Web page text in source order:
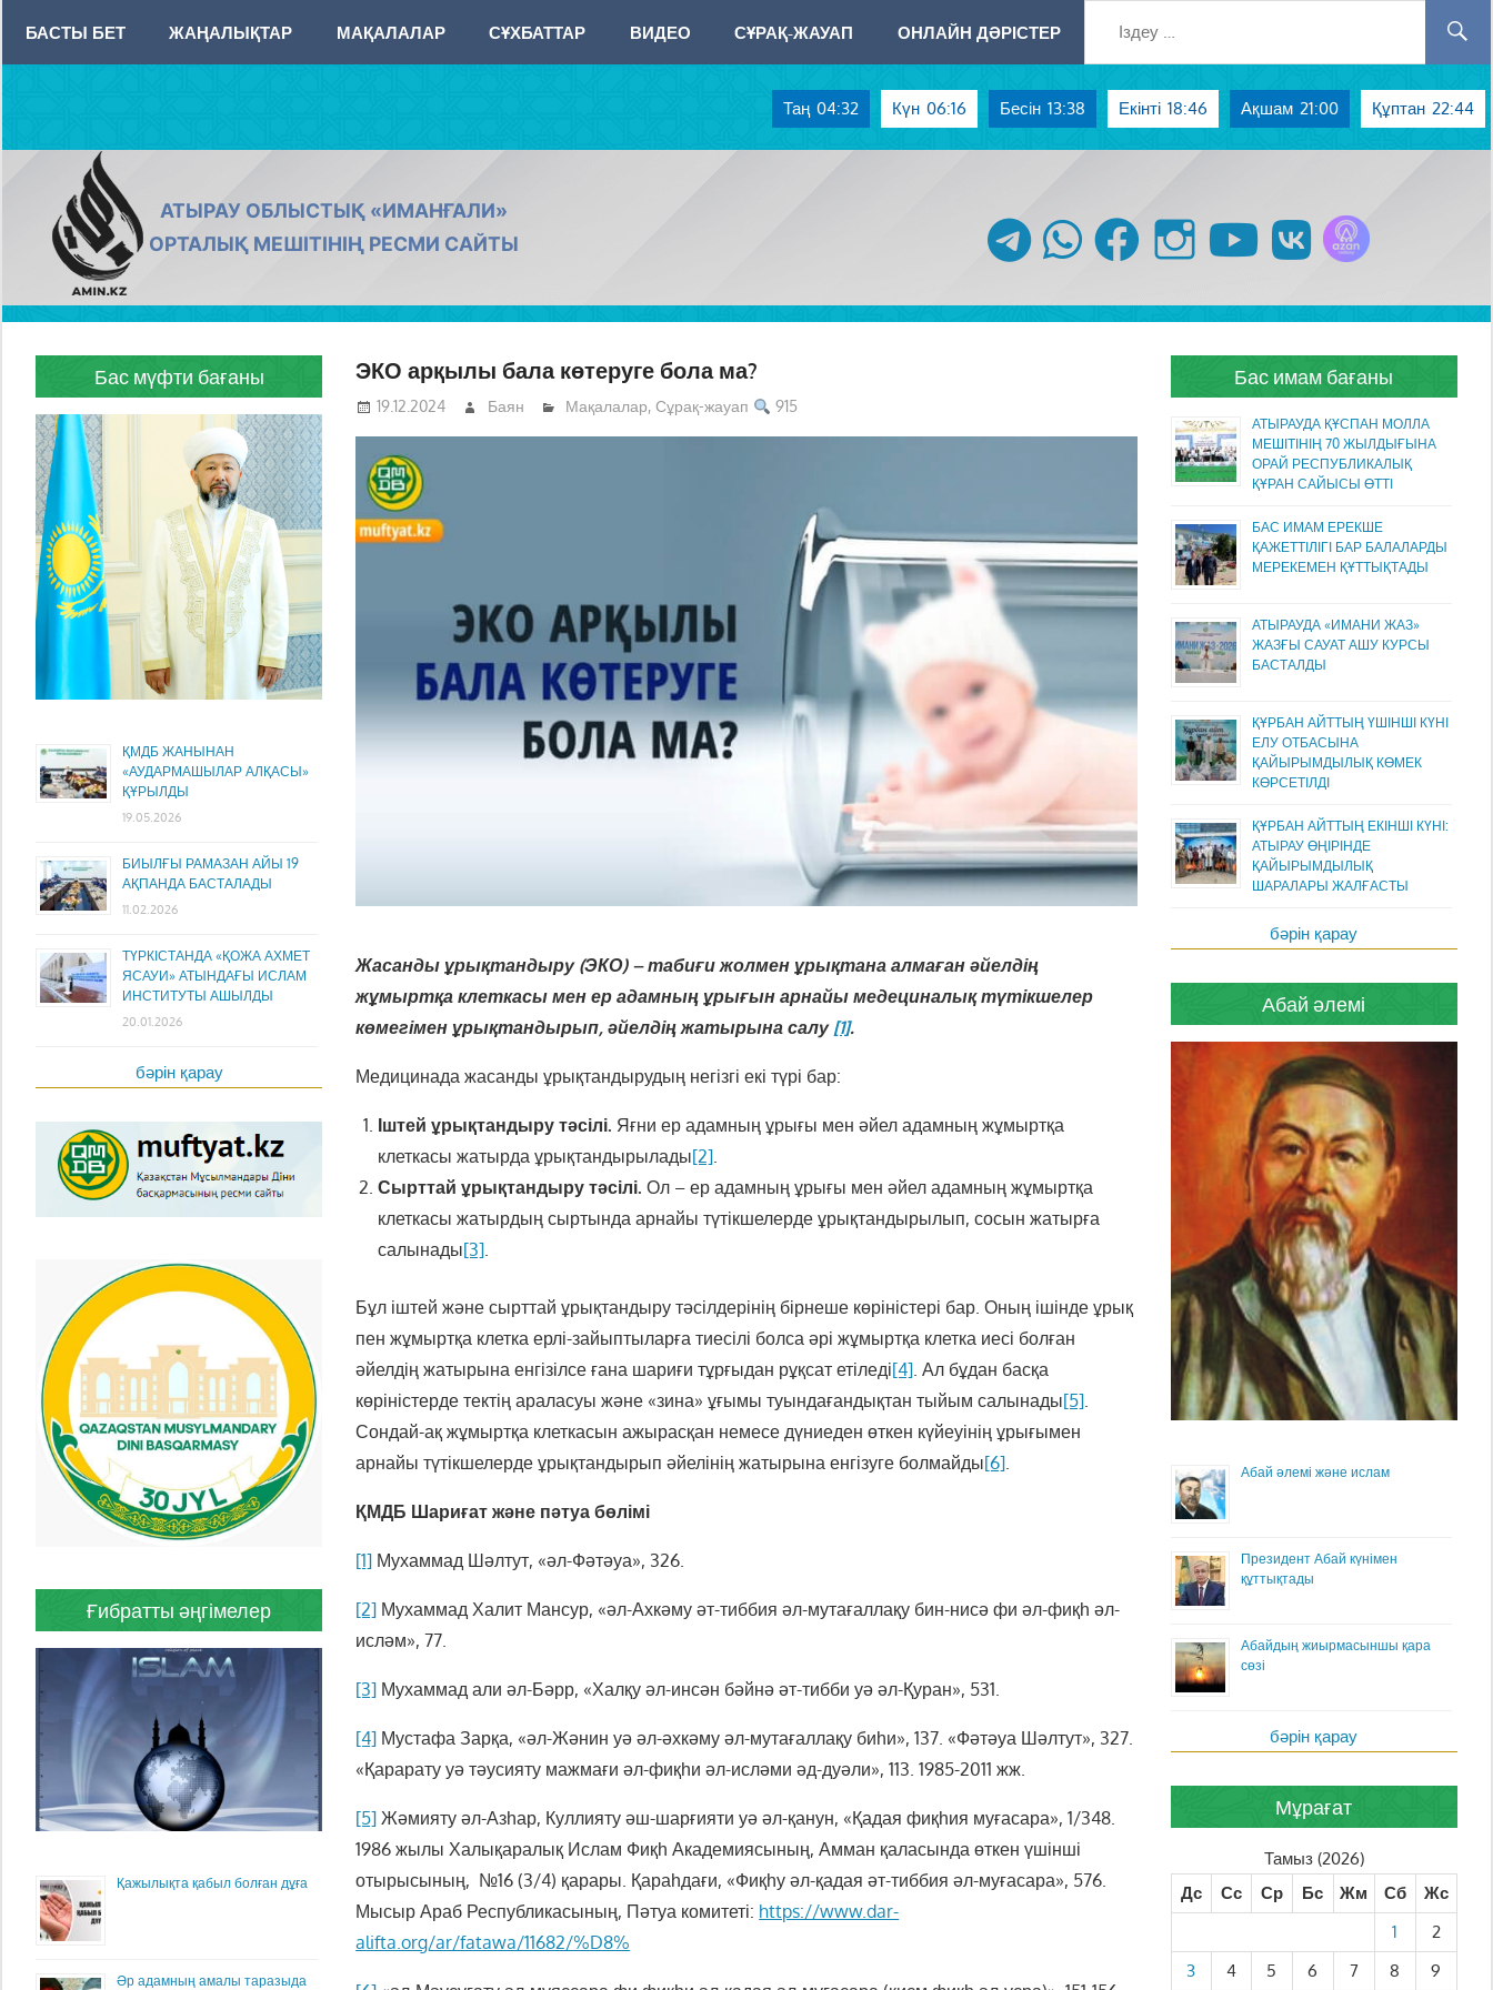
content
БАСТЫ БЕТ ЖАҢАЛЫҚТАР МАҚАЛАЛАР СҰХБАТТАР ВИДЕО СҰРАҚ-ЖАУАП ОНЛАЙН ДӘРІСТЕР
Таң 04:32 Күн 06:16 Бесін 13:38 Екінті 18:46 Ақшам 21:00 Құптан 22:44
AMIN.KZ
АТЫРАУ ОБЛЫСТЫҚ «ИМАНҒАЛИ»
ОРТАЛЫҚ МЕШІТІНІҢ РЕСМИ САЙТЫ
telegram whatsapp facebook instagram youtubevk
ЭКО арқылы бала көтеруге бола ма?
19.12.2024 Баян Мақалалар, Сұрақ-жауап 915
Жасанды ұрықтандыру (ЭКО) – табиғи жолмен ұрықтана алмаған әйелдің
жұмыртқа клеткасы мен ер адамның ұрығын арнайы медециналық түтікшелер
көмегімен ұрықтандырып, әйелдің жатырына салу [1].
Медицинада жасанды ұрықтандырудың негізгі екі түрі бар:
Іштей ұрықтандыру тәсілі. Яғни ер адамның ұрығы мен әйел адамның жұмыртқа
клеткасы жатырда ұрықтандырылады[2]
Сырттай ұрықтандыру тәсілі.Ол – ер адамның ұрығы мен әйел адамның жұмыртқа
клеткасы жатырдың сыртында арнайы түтікшелерде ұрықтандырылып, сосын жатырға
салынады[3]
Бұл іштей және сырттай ұрықтандыру тәсілдерінің бірнеше көріністері бар. Оның ішінде ұрық
пен жұмыртқа клетка ерлі-зайыптыларға тиесілі болса әрі жұмыртқа клетка иесі болған
әйелдің жатырына енгізілсе ғана шариғи тұрғыдан рұқсат етіледі[4] . Ал бұдан басқа
көріністерде тектің араласуы және «зина» ұғымы туындағандықтан тыйым салынады[5]
Сондай-ақ жұмыртқа клеткасын ажырасқан немесе дүниеден өткен күйеуінің ұрығымен
арнайы түтікшелерде ұрықтандырып әйелінің жатырына енгізуге болмайды[6]
ҚМДБ Шариғат және пәтуа бөлімі
[1] Мухаммад Шәлтут, «әл-Фәтәуа», 326.
[2] Мухаммад Халит Мансур, «әл-Ахкәму әт-тиббия әл-мутағаллақу бин-нисә фи әл-фиқһ әл-
исләм», 77.
[3] Мухаммад али әл-Бәрр, «Халқу әл-инсән бәйнә әт-тибби уә әл-Қуран», 531.
[4] Мустафа Зарқа, «әл-Жәнин уә әл-әхкәму әл-мутағаллақу биһи», 137. «Фәтәуа Шәлтут», 327.
«Қарарату уә тәусияту мажмағи әл-фиқһи әл-исләми әд-дуәли», 113. 1985-2011 жж.
[5] Жәмияту әл-Азһар, Куллияту әш-шарғияти уә әл-қанун, «Қадая фиқһия муғасара», 1/348.
1986 жылы Халықаралық Ислам Фиқһ Академиясының, Амман қаласында өткен үшінші
отырысының, №16 (3/4) қарары. Қараһдағи, «Фиқһу әл-қадая әт-тиббия әл-муғасара», 576.
Мысыр Араб Республикасының, Пәтуа комитеті: https://www.dar-
alifta.org/ar/fatawa/11682/%D8%
Бас мүфти бағаны
ҚМДБ ЖАНЫНАН
«АУДАРМАШЫЛАР АЛҚАСЫ»
ҚҰРЫЛДЫ
19.05.2026
БИЫЛҒЫ РАМАЗАН АЙЫ 19
АҚПАНДА БАСТАЛАДЫ
11.02.2026
ТҮРКІСТАНДА «ҚОЖА АХМЕТ
ЯСАУИ» АТЫНДАҒЫ ИСЛАМ
ИНСТИТУТЫ АШЫЛДЫ
20.01.2026
бәрін қарау
Ғибратты әңгімелер
Қажылықта қабыл болған дұға
Әр адамның амалы таразыда
Бас имам бағаны
АТЫРАУДА ҚҰСПАН МОЛЛА
МЕШІТІНІҢ 70 ЖЫЛДЫҒЫНА
ОРАЙ РЕСПУБЛИКАЛЫҚ
ҚҰРАН САЙЫСЫ ӨТТІ
БАС ИМАМ ЕРЕКШЕ
ҚАЖЕТТІЛІГІ БАР БАЛАЛАРДЫ
МЕРЕКЕМЕН ҚҰТТЫҚТАДЫ
АТЫРАУДА «ИМАНИ ЖАЗ»
ЖАЗҒЫ САУАТ АШУ КУРСЫ
БАСТАЛДЫ
ҚҰРБАН АЙТТЫҢ ҮШІНШІ КҮНІ
ЕЛУ ОТБАСЫНА
ҚАЙЫРЫМДЫЛЫҚ КӨМЕК
КӨРСЕТІЛДІ
ҚҰРБАН АЙТТЫҢ ЕКІНШІ КҮНІ:
АТЫРАУ ӨҢІРІНДЕ
ҚАЙЫРЫМДЫЛЫҚ
ШАРАЛАРЫ ЖАЛҒАСТЫ
бәрін қарау
Абай әлемі
Абай әлемі және ислам
Президент Абай күнімен
құттықтады
Абайдың жиырмасыншы қара
сөзі
бәрін қарау
Мұрағат
Тамыз (2026)
Дс
Сс Ср Бс Жм Сб
Жс
1
2
3
4 5 6 7 8
9